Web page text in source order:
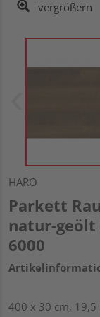
vergrößern
HARO
Parkett
natur-geölt
6000
400 x 30 cm, 19,5